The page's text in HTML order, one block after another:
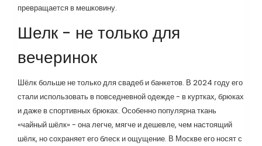
превращается в мешковину.
Шелк - не только для
вечеринок
Шёлк больше не только для свадеб и банкетов. В 2024 году его
стали использовать в повседневной одежде - в куртках, брюках
и даже в спортивных брюках. Особенно популярна ткань
«чайный шёлк» - она легче, мягче и дешевле, чем настоящий
шёлк, но сохраняет его блеск и ощущение. В Москве его носят с